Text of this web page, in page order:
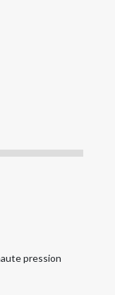
pression